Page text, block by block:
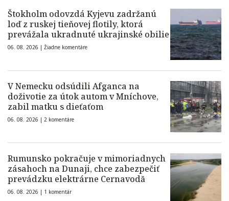
Štokholm odovzdá Kyjevu zadržanú
loď z ruskej tieňovej flotily, ktorá
prevážala ukradnuté ukrajinské obilie
06. 08. 2026 | Žiadne komentáre
V Nemecku odsúdili Afganca na
doživotie za útok autom v Mníchove,
zabil matku s dieťaťom
06. 08. 2026 | 2 komentáre
Rumunsko pokračuje v mimoriadnych
zásahoch na Dunaji, chce zabezpečiť
prevádzku elektrárne Cernavodă
06. 08. 2026 | 1 komentár